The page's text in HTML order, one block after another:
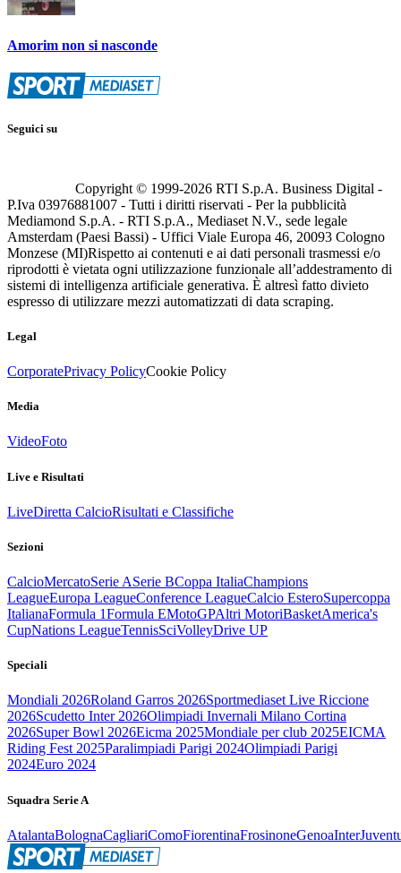
Amorim non si nasconde
Seguici su
Copyright © 1999-2026 RTI S.p.A. Business Digital -
P.Iva 03976881007 - Tutti i diritti riservati - Per la pubblicità
Mediamond S.p.A. - RTI S.p.A., Mediaset N.V., sede legale
Amsterdam (Paesi Bassi) - Uffici Viale Europa 46, 20093 Cologno
Monzese (MI)Rispetto ai contenuti e ai dati personali trasmessi e/o
riprodotti è vietata ogni utilizzazione funzionale all’addestramento di
sistemi di intelligenza artificiale generativa. È altresì fatto divieto
espresso di utilizzare mezzi automatizzati di data scraping.
Legal
CorporatePrivacy PolicyCookie Policy
Media
VideoFoto
Live e Risultati
LiveDiretta CalcioRisultati e Classifiche
Sezioni
CalcioMercatoSerie ASerie BCoppa ItaliaChampions
LeagueEuropa LeagueConference LeagueCalcio EsteroSupercoppa
ItalianaFormula 1Formula EMotoGPAltri MotoriBasketAmerica's
CupNations LeagueTennisSciVolleyDrive UP
Speciali
Mondiali 2026Roland Garros 2026Sportmediaset Live Riccione
2026Scudetto Inter 2026Olimpiadi Invernali Milano Cortina
2026Super Bowl 2026Eicma 2025Mondiale per club 2025EICMA
Riding Fest 2025Paralimpiadi Parigi 2024Olimpiadi Parigi
2024Euro 2024
Squadra Serie A
AtalantaBolognaCagliariComoFiorentinaFrosinoneGenoaInter